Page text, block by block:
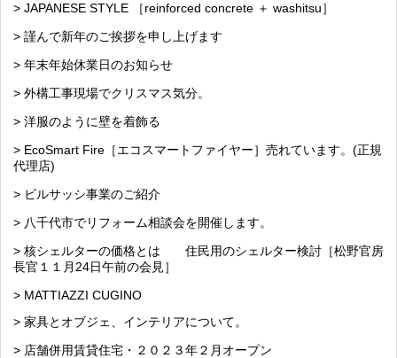
> JAPANESE STYLE ［reinforced concrete ＋ washitsu］
> 謹んで新年のご挨拶を申し上げます
> 年末年始休業日のお知らせ
> 外構工事現場でクリスマス気分。
> 洋服のように壁を着飾る
> EcoSmart Fire［エコスマートファイヤー］売れています。(正規
代理店)
> ビルサッシ事業のご紹介
> 八千代市でリフォーム相談会を開催します。
> 核シェルターの価格とは 住民用のシェルター検討［松野官房
長官１１月24日午前の会見］
> MATTIAZZI CUGINO
> 家具とオブジェ、インテリアについて。
> 店舗併用賃貸住宅・２０２３年２月オープン